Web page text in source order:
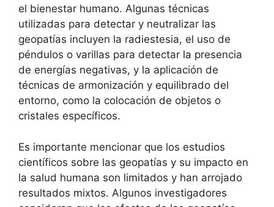
el bienestar humano. Algunas técnicas
utilizadas para detectar y neutralizar las
geopatías incluyen la radiestesia, el uso de
péndulos o varillas para detectar la presencia
de energías negativas, y la aplicación de
técnicas de armonización y equilibrado del
entorno, como la colocación de objetos o
cristales específicos.
Es importante mencionar que los estudios
científicos sobre las geopatías y su impacto en
la salud humana son limitados y han arrojado
resultados mixtos. Algunos investigadores